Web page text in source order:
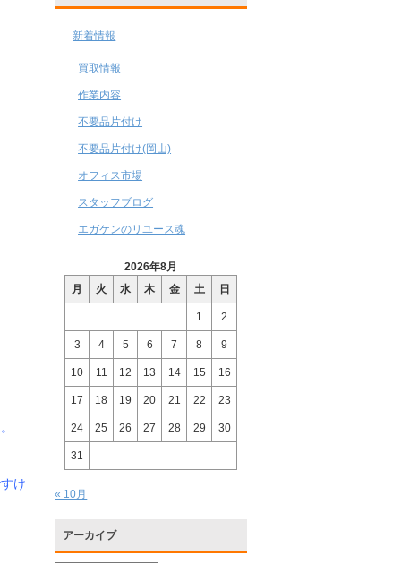
け
新着情報
買取情報
作業内容
不要品片付け
不要品片付け(岡山)
オフィス市場
スタッフブログ
エガケンのリユース魂
2026年8月
月
火 水 木 金 土 日
1 2
3 4 5 6 7 8 9
10 11 12 13 14 15 16
17 18 19 20 21 22 23
24 25 26 27 28 29 30
31
« 10月
アーカイブ